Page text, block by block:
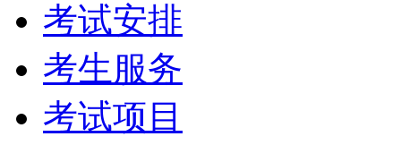
考试安排
考生服务
考试项目